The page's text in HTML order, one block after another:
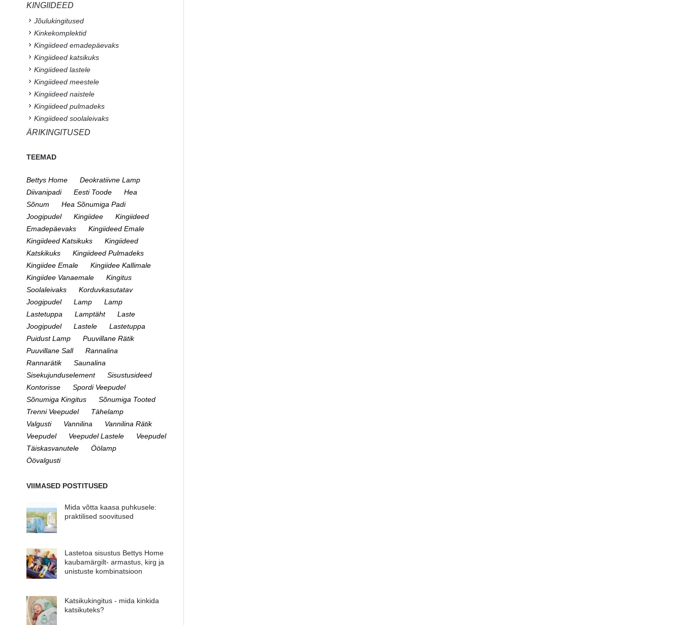
KINGIIDEED
Jõulukingitused
Kinkekomplektid
Kingiideed emadepäevaks
Kingiideed katsikuks
Kingiideed lastele
Kingiideed meestele
Kingiideed naistele
Kingiideed pulmadeks
Kingiideed soolaleivaks
ÄRIKINGITUSED
TEEMAD
Bettys Home
Deokratiivne Lamp
Diivanipadi
Eesti Toode
Hea
Sõnum
Hea Sõnumiga Padi
Joogipudel
Kingiidee
Kingiideed
Emadepäevaks
Kingiideed Emale
Kingiideed Katsikuks
Kingiideed
Katskikuks
Kingiideed Pulmadeks
Kingiidee Emale
Kingiidee Kallimale
Kingiidee Vanaemale
Kingitus
Soolaleivaks
Korduvkasutatav
Joogipudel
Lamp
Lamp
Lastetuppa
Lamptäht
Laste
Joogipudel
Lastele
Lastetuppa
Puidust Lamp
Puuvillane Rätik
Puuvillane Sall
Rannalina
Rannarätik
Saunalina
Sisekujunduselement
Sisustusideed
Kontorisse
Spordi Veepudel
Sõnumiga Kingitus
Sõnumiga Tooted
Trenni Veepudel
Tähelamp
Valgusti
Vannilina
Vannilina Rätik
Veepudel
Veepudel Lastele
Veepudel
Täiskasvanutele
Öölamp
Öövalgusti
VIIMASED POSTITUSED
Mida võtta kaasa puhkusele:
praktilised soovitused
Lastetoa sisustus Bettys Home
kaubamärgilt- armastus, kirg ja
unistuste kombinatsioon
Katsikukingitus - mida kinkida
katsikuteks?